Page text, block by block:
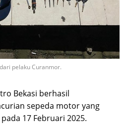
pelaku Curanmor.
Bekasi berhasil
sepeda motor yang
17 Februari 2025.